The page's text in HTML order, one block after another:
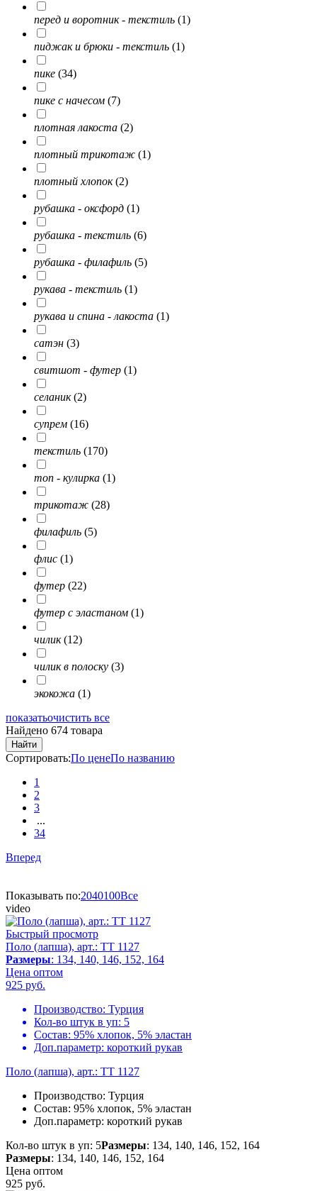
перед и воротник - текстиль (1)
пиджак и брюки - текстиль (1)
пике (34)
пике с начесом (7)
плотная лакоста (2)
плотный трикотаж (1)
плотный хлопок(2)
рубашка - оксфорд (1)
рубашка - текстиль (6)
рубашка - филафиль (5)
рукава - текстиль (1)
рукава и спина - лакоста (1)
сатэн (3)
свитшот - футер (1)
селаник(2)
супрем (16)
текстиль (170)
топ - кулирка (1)
трикотаж (28)
филафиль (5)
флис (1)
футер (22)
футер с эластаном (1)
чилик(12)
чилик в полоску (3)
экокожа (1)
показатьочистить все
Найдено 674 товара
Найти
Сортировать:По ценеПо названию
1
2
3
...
34
Вперед
Показывать по:2040100Все
video
Быстрый просмотр
Поло (лапша), арт.: TT 1127
Размеры: 134, 140, 146, 152, 164
Цена оптом
925 руб.
Производство: Турция
Кол-во штук в уп: 5
Состав: 95% хлопок, 5% эластан
Доп.параметр: короткий рукав
Поло (лапша), арт.: TT 1127
Производство: Турция
Состав: 95% хлопок, 5% эластан
Доп.параметр: короткий рукав
Кол-во штук в уп: 5Размеры: 134, 140, 146, 152, 164
Размеры: 134, 140, 146, 152, 164
Цена оптом
925 руб.